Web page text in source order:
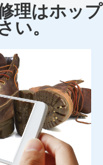
理はホップ
い。